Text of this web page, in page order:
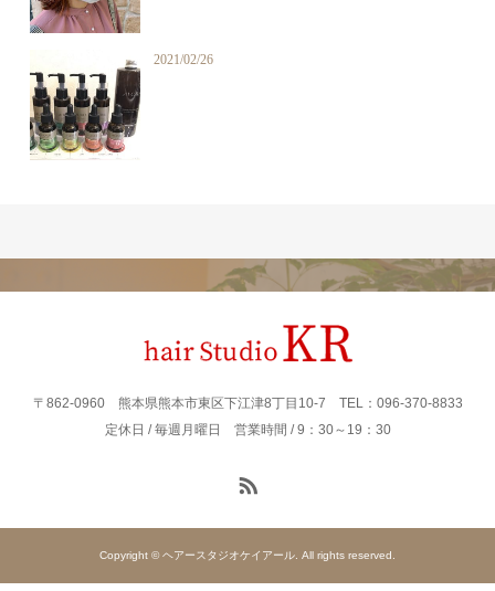
2021/02/26
〒862‐0960 熊本県熊本市東区下江津8丁目10-7 TEL：096-370-8833
定休日 / 毎週月曜日 営業時間 / 9：30～19：30
Copyright © ヘアースタジオケイアール. All rights reserved.